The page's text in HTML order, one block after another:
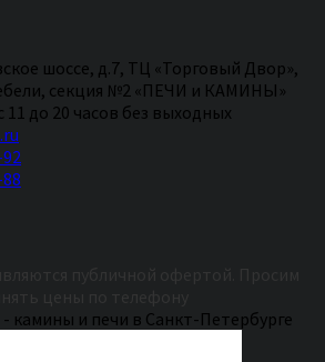
шоссе, д.7, ТЦ «Торговый Двор»,
секция №2 «ПЕЧИ и КАМИНЫ»
11 до 20 часов без выходных
- камины и печи в Санкт-Петербурге